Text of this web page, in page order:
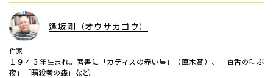
逢坂剛（オウサカゴウ）
作家
１９４３年生まれ。著書に「カディスの赤い星」（直木賞）、「百舌の叫ぶ
夜」「暗殺者の森」など。